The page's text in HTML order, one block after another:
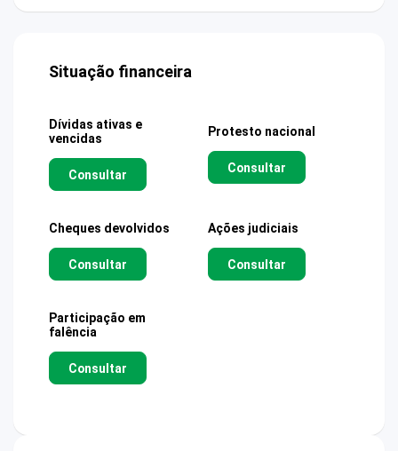
Situação financeira
Dívidas ativas e
vencidas
Consultar
Protesto nacional
Consultar
Cheques devolvidos
Consultar
Ações judiciais
Consultar
Participação em
falência
Consultar